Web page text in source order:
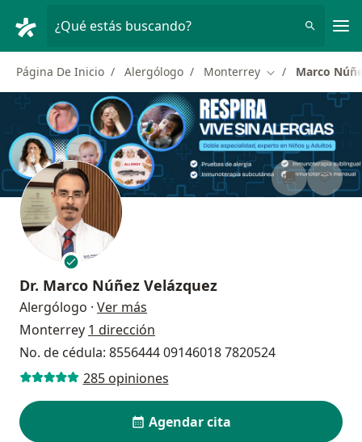
¿Qué estás buscando?
Página De Inicio Alergólogo Monterrey Cambiar de
Marco
Dr. Marco Núñez Velázquez
Alergólogo · Ver más
Monterrey 1 dirección
No. de cédula: 8556444 09146018 7820524
285 opiniones
Agendar cita